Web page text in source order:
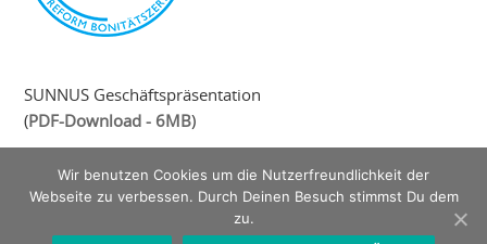
SUNNUS Geschäftspräsentation
(PDF-Download - 6MB)
Wir benutzen Cookies um die Nutzerfreundlichkeit der
Webseite zu verbessen. Durch Deinen Besuch stimmst Du dem
zu.